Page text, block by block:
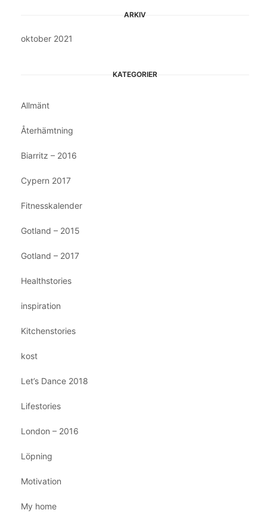
ARKIV
oktober 2021
KATEGORIER
Allmänt
Återhämtning
Biarritz – 2016
Cypern 2017
Fitnesskalender
Gotland – 2015
Gotland – 2017
Healthstories
inspiration
Kitchenstories
kost
Let’s Dance 2018
Lifestories
London – 2016
Löpning
Motivation
My home